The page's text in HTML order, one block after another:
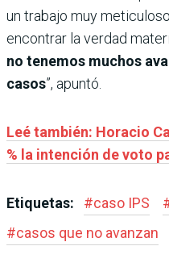
un trabajo muy
encontrar la verdad
no tenemos muchos
casos”, apuntó.
Leé también: Horacio
% la intención de voto
Etiquetas: #caso IPS
#casos que no avanzan